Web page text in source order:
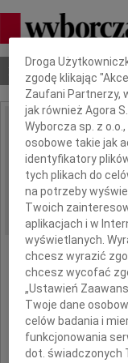
Nekrologi Odeszli
IMIĘ I NAZWISKO:
REGION:
DATA EMISJI:
Dbamy o Twoją
Droga
zgodę klikając
Zaufani Partnerzy,
jak również Agora
Wyborcza sp. z
osobowe takie jak
identyfikatory
tych plikach do
na potrzeby
Twoich
aplikacjach i w
wyświetlanych.
chcesz wyrazić
chcesz wycofać
„Ustawień
Twoje dane
celów badania i
funkcjonowania
dot. świadczonych